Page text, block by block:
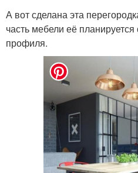
А вот сделана эта
часть мебели её
профиля.